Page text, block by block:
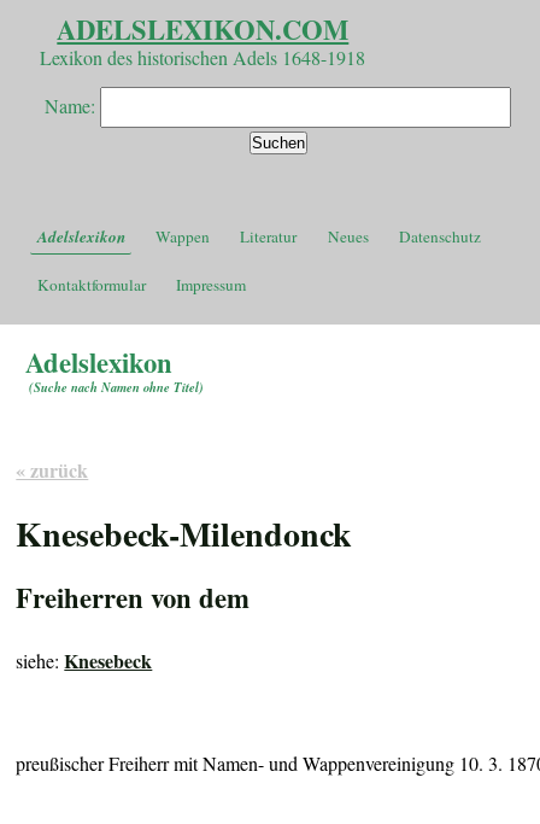
ADELSLEXIKON.COM
Lexikon des historischen Adels 1648-1918
Name:
Adelslexikon Wappen Literatur Neues Datenschutz
Kontaktformular Impressum
Adelslexikon
(Suche nach Namen ohne Titel)
« zurück
Knesebeck-Milendonck
Freiherren von dem
siehe:Knesebeck
preußischer Freiherr mit Namen- und Wappenvereinigung 10. 3.